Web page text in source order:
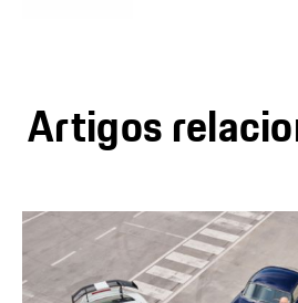
Artigos